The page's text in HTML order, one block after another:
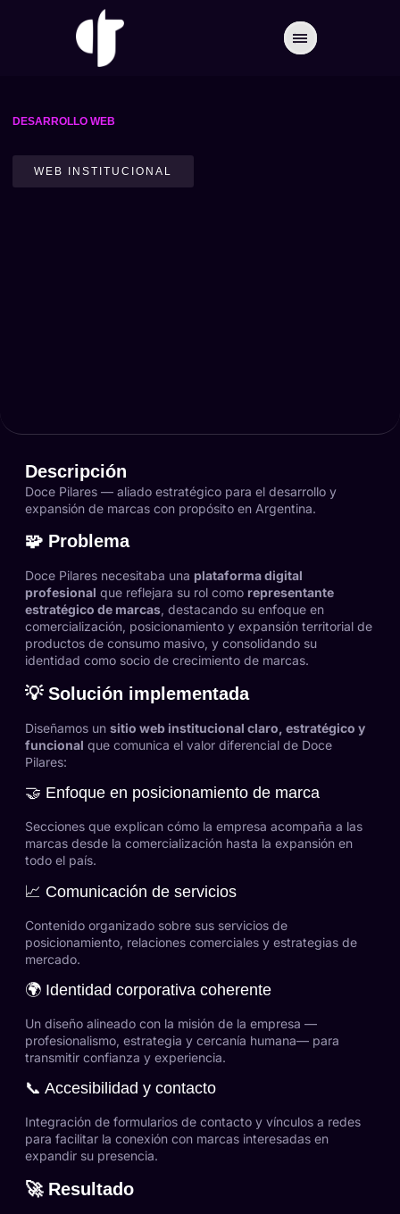
DESARROLLO WEB
WEB INSTITUCIONAL
Descripción
Doce Pilares — aliado estratégico para el desarrollo y
expansión de marcas con propósito en Argentina.
🧩 Problema
Doce Pilares necesitaba una plataforma digital
profesional que reflejara su rol como representante
estratégico de marcas, destacando su enfoque en
comercialización, posicionamiento y expansión territorial de
productos de consumo masivo, y consolidando su
identidad como socio de crecimiento de marcas.
💡 Solución implementada
Diseñamos un sitio web institucional claro, estratégico y
funcional que comunica el valor diferencial de Doce
Pilares:
🤝 Enfoque en posicionamiento de marca
Secciones que explican cómo la empresa acompaña a las
marcas desde la comercialización hasta la expansión en
todo el país.
📈 Comunicación de servicios
Contenido organizado sobre sus servicios de
posicionamiento, relaciones comerciales y estrategias de
mercado.
🌍 Identidad corporativa coherente
Un diseño alineado con la misión de la empresa —
profesionalismo, estrategia y cercanía humana— para
transmitir confianza y experiencia.
📞 Accesibilidad y contacto
Integración de formularios de contacto y vínculos a redes
para facilitar la conexión con marcas interesadas en
expandir su presencia.
🚀 Resultado